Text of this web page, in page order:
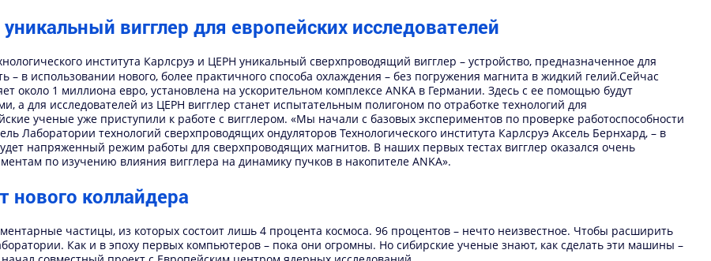
вигглер для европейских исследователей
института Карлсруэ и ЦЕРН уникальный сверхпроводящий вигглер – устройство, предназначенное для
– в использовании нового, более практичного способа охлаждения – без погружения магнита в жидкий гелий.Сейчас
около 1 миллиона евро, установлена на ускорительном комплексе ANKA в Германии. Здесь с ее помощью будут
а для исследователей из ЦЕРН вигглер станет испытательным полигоном по отработке технологий для
ученые уже приступили к работе с вигглером. «Мы начали с базовых экспериментов по проверке работоспособности
Лаборатории технологий сверхпроводящих ондуляторов Технологического института Карлсруэ Аксель Бернхард, – в
напряженный режим работы для сверхпроводящих магнитов. В наших первых тестах вигглер оказался очень
по изучению влияния вигглера на динамику пучков в накопителе ANKA».
нового коллайдера
частицы, из которых состоит лишь 4 процента космоса. 96 процентов – нечто неизвестное. Чтобы расширить
Как и в эпоху первых компьютеров – пока они огромны. Но сибирские ученые знают, как сделать эти машины –